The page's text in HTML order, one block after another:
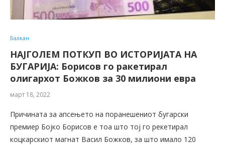
Балкан
НАЈГОЛЕМ ПОТКУП ВО ИСТОРИЈАТА НА
БУГАРИЈА: Борисов го ракетирал
олигархот Божков за 30 милиони евра
март 18, 2022
Причината за апсењето на поранешениот бугарски
премиер Бојко Борисов е тоа што тој го рекетирал
коцкарскиот магнат Васил Божков, за што имало 120